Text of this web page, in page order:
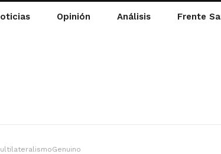
Opinión Análisis Frente